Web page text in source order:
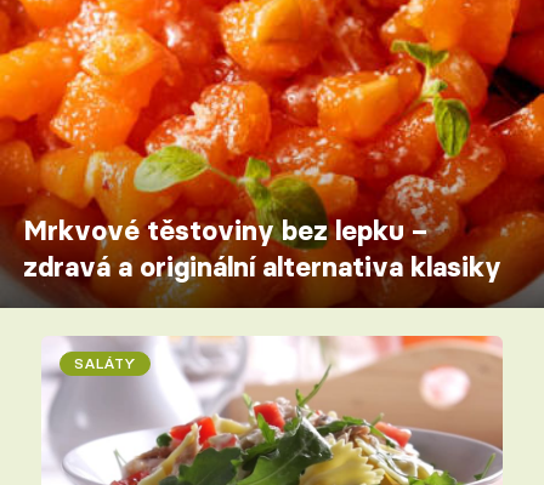
Mrkvové těstoviny bez lepku –
zdravá a originální alternativa klasiky
SALÁTY